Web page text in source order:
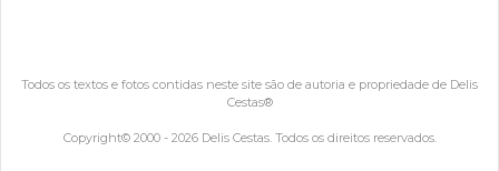
Todos os textos e fotos contidas neste site são de autoria e propriedade de Delis
Cestas®
Copyright© 2000 - 2026 Delis Cestas. Todos os direitos reservados.